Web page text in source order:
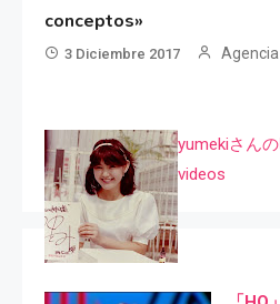
conceptos»
3 Diciembre 2017 Agencia
yumekiさん
videos